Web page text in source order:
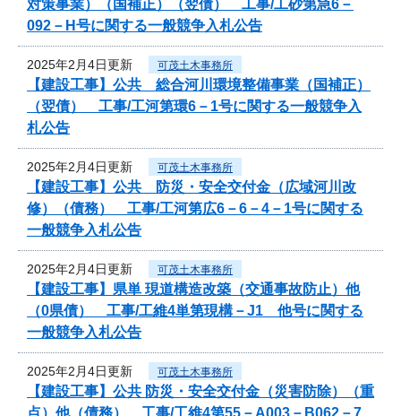
対策事業）（国補正）（翌債） 工事/工砂第急6－
092－H号に関する一般競争入札公告
2025年2月4日更新 可茂土木事務所
【建設工事】公共 総合河川環境整備事業（国補正）
（翌債） 工事/工河第環6－1号に関する一般競争入
札公告
2025年2月4日更新 可茂土木事務所
【建設工事】公共 防災・安全交付金（広域河川改
修）（債務） 工事/工河第広6－6－4－1号に関する
一般競争入札公告
2025年2月4日更新 可茂土木事務所
【建設工事】県単 現道構造改築（交通事故防止）他
（0県債） 工事/工維4単第現構－J1 他号に関する
一般競争入札公告
2025年2月4日更新 可茂土木事務所
【建設工事】公共 防災・安全交付金（災害防除）（重
点）他（債務） 工事/工維4第55－A003－B062－7